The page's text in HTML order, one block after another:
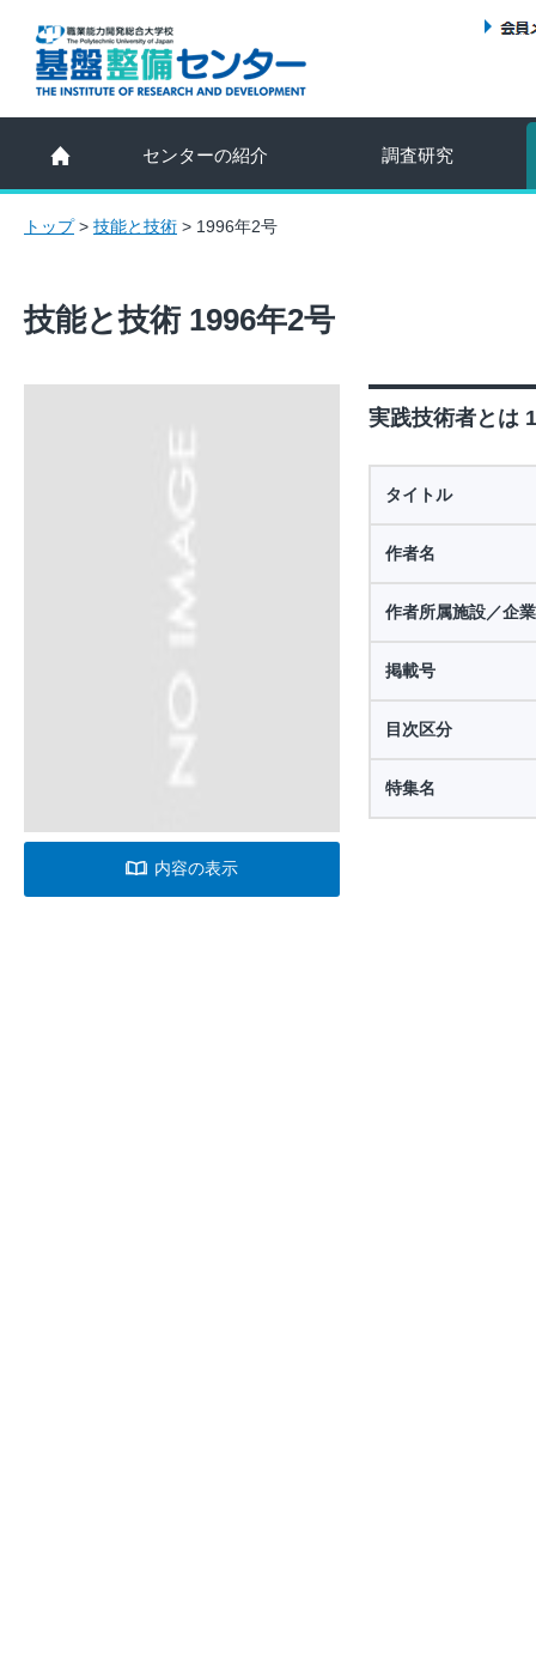
センターの紹介 調査研究
トップ> 技能と技術 > 1996年2号
技能と技術 1996年2号
内容の表示
実践技術者とは
タイトル
作者名
作者所属施設／企業
掲載号
目次区分
特集名